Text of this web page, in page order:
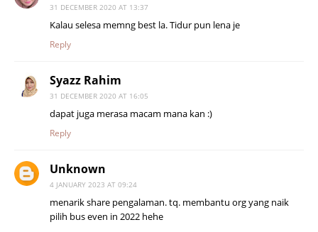
31 DECEMBER 2020 AT 13:37
Kalau selesa memng best la. Tidur pun lena je
Reply
Syazz Rahim
31 DECEMBER 2020 AT 16:05
dapat juga merasa macam mana kan :)
Reply
Unknown
4 JANUARY 2023 AT 09:24
menarik share pengalaman. tq. membantu org yang naik
pilih bus even in 2022 hehe